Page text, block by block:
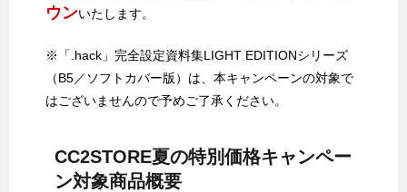
ウンいたします。
※「.hack」完全設定資料集LIGHT EDITIONシリーズ
（B5／ソフトカバー版）は、本キャンペーンの対象で
はございませんので予めご了承ください。
CC2STORE夏の特別価格キャンペー
ン対象商品概要